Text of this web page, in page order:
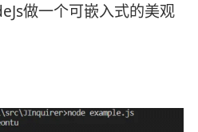
做一个可嵌入式的美观